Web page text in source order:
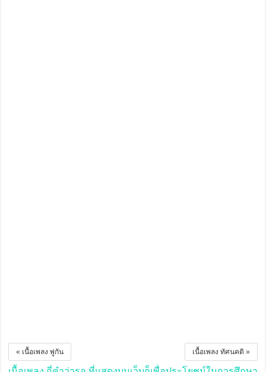
เนื้อเพลง ทัศนคติ »
« เนื้อเพลง พู่กัน